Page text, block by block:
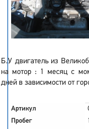
Б.У двигатель из
на мотор : 1 месяц с
дней в зависимости от
Артикул
Пробег